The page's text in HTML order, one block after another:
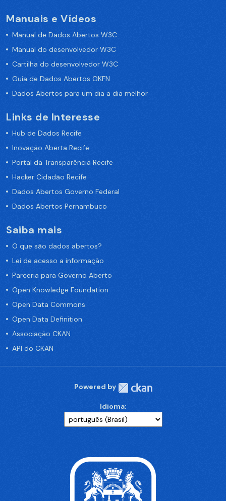
Manuais e Vídeos
Manual de Dados Abertos W3C
Manual do desenvolvedor W3C
Cartilha do desenvolvedor W3C
Guia de Dados Abertos OKFN
Dados Abertos para um dia a dia melhor
Links de Interesse
Hub de Dados Recife
Inovação Aberta Recife
Portal da Transparência Recife
Hacker Cidadão Recife
Dados Abertos Governo Federal
Dados Abertos Pernambuco
Saiba mais
O que são dados abertos?
Lei de acesso a informação
Parceria para Governo Aberto
Open Knowledge Foundation
Open Data Commons
Open Data Definition
Associação CKAN
API do CKAN
Powered by
Idioma